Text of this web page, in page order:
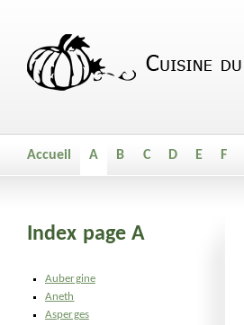
Accueil A B C D E F
Index page A
Aubergine
Aneth
Asperges